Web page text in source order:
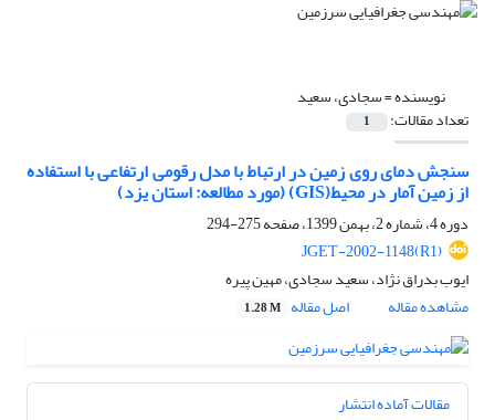
نویسنده =سجادی، سعید
تعداد مقالات: 1
سنجش دمای روی زمین در ارتباط با مدل رقومی ارتفاعی با استفاده
از زمین آمار در محیط(GIS) (مورد مطالعه: استان یزد)
دوره 4، شماره 2، بهمن 1399، صفحه
275-294
JGET-2002-1148(R1)
ایوب بدراق نژاد، سعید سجادی، مهین پیره
مشاهده مقاله
اصل مقاله 1.28 M
مقالات آماده انتشار